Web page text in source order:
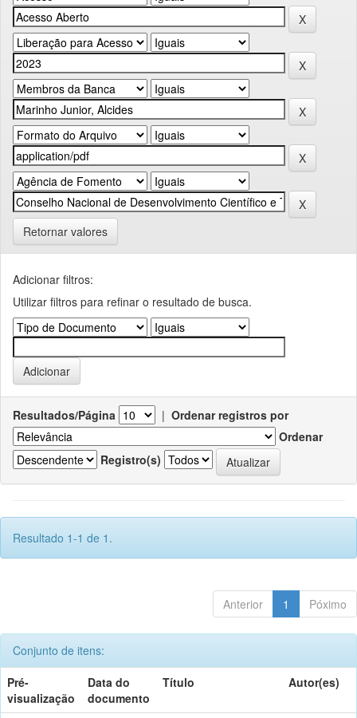
Retornar valores
Adicionar filtros:
Utilizar filtros para refinar o resultado de busca.
Resultados/Página | Ordenar registros por
Ordenar
Registro(s)
Resultado 1-1 de 1.
Anterior 1 Póximo
Conjunto de itens:
Pré-
visualização
Data do
documento
Título Autor(es)